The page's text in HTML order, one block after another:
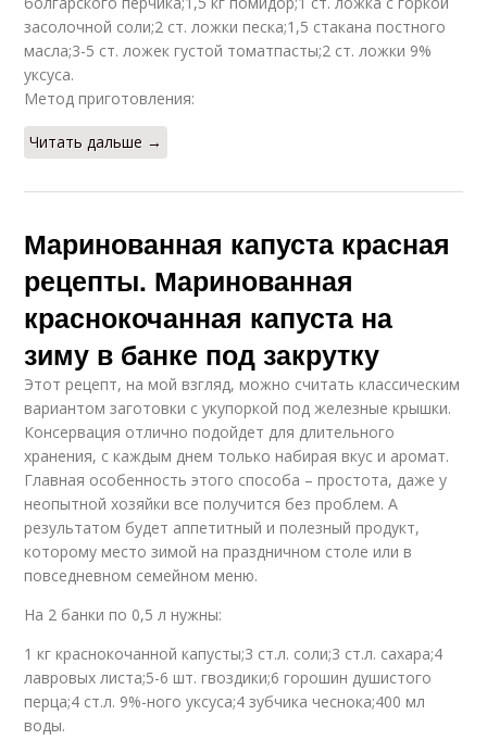
засолочной соли;2 ст. ложки песка;1,5 стакана постного
масла;3-5 ст. ложек густой томатпасты;2 ст. ложки 9%
уксуса.
Метод приготовления:
Читать дальше →
Маринованная капуста красная
рецепты. Маринованная
краснокочанная капуста на
зиму в банке под закрутку
Этот рецепт, на мой взгляд, можно считать классическим
вариантом заготовки с укупоркой под железные крышки.
Консервация отлично подойдет для длительного
хранения, с каждым днем только набирая вкус и аромат.
Главная особенность этого способа – простота, даже у
неопытной хозяйки все получится без проблем. А
результатом будет аппетитный и полезный продукт,
которому место зимой на праздничном столе или в
повседневном семейном меню.
На 2 банки по 0,5 л нужны:
1 кг краснокочанной капусты;3 ст.л. соли;3 ст.л. сахара;4
лавровых листа;5-6 шт. гвоздики;6 горошин душистого
перца;4 ст.л. 9%-ного уксуса;4 зубчика чеснока;400 мл
воды.